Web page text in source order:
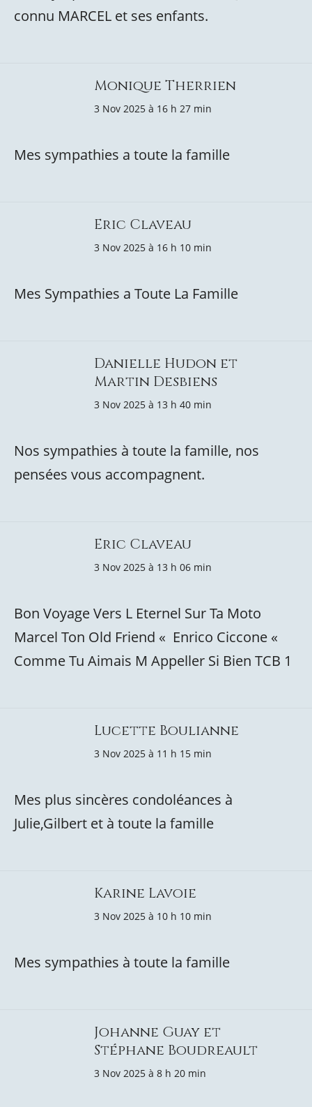
connu MARCEL et ses enfants.
Monique Therrien
3 Nov 2025 à 16 h 27 min
Mes sympathies a toute la famille
Eric Claveau
3 Nov 2025 à 16 h 10 min
Mes Sympathies a Toute La Famille
Danielle Hudon et
Martin Desbiens
3 Nov 2025 à 13 h 40 min
Nos sympathies à toute la famille, nos
pensées vous accompagnent.
Eric Claveau
3 Nov 2025 à 13 h 06 min
Bon Voyage Vers L Eternel Sur Ta Moto
Marcel Ton Old Friend « Enrico Ciccone «
Comme Tu Aimais M Appeller Si Bien TCB 1
Lucette Boulianne
3 Nov 2025 à 11 h 15 min
Mes plus sincères condoléances à
Julie,Gilbert et à toute la famille
Karine Lavoie
3 Nov 2025 à 10 h 10 min
Mes sympathies à toute la famille
Johanne Guay et
Stéphane Boudreault
3 Nov 2025 à 8 h 20 min